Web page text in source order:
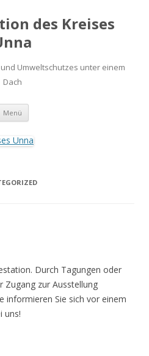
des Kreises
Umweltschutzes unter einem
Dach
Menü Zum
springen
Durch Tagungen oder
Zugang zur Ausstellung
informieren Sie sich vor einem
uns!